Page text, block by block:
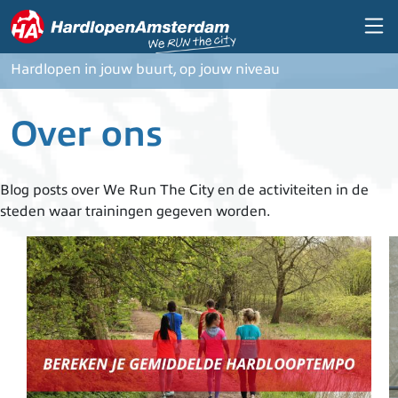
Overslaan en naar de inhoud gaan
Hardlopen in jouw buurt, op jouw niveau
Over ons
Blog posts over We Run The City en de activiteiten in de
steden waar trainingen gegeven worden.